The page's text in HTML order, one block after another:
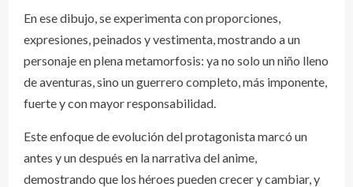
En ese dibujo, se experimenta con proporciones,
expresiones, peinados y vestimenta, mostrando a un
personaje en plena metamorfosis: ya no solo un niño lleno
de aventuras, sino un guerrero completo, más imponente,
fuerte y con mayor responsabilidad.
Este enfoque de evolución del protagonista marcó un
antes y un después en la narrativa del anime,
demostrando que los héroes pueden crecer y cambiar, y